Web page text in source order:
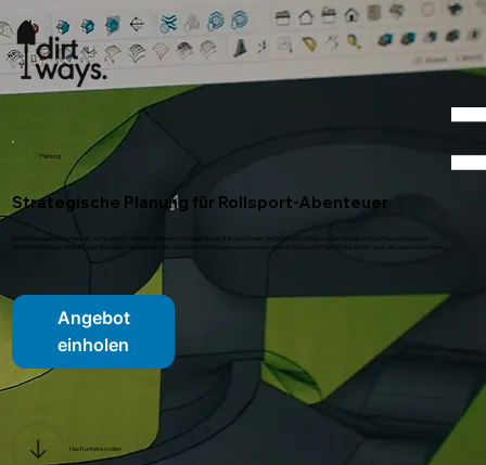
Planung
Strategische Planung für Rollsport-Abenteuer
Rollsportanlagen sind mehr als nur Strecken – sie sind Zentren für Energie, Kreativität und Können. Bei DirtWays sind wir auf das Design und den Bau erstklassiger
Asphaltpumptrack, Dirtpark oder Bikeparks spezialisiert, die Leidenschaft entfachen und unvergessliche Erlebnisse für Fahrer aller Alters- und Leistungsstufen bieten.
Angebot
einholen
Nach unten scrollen